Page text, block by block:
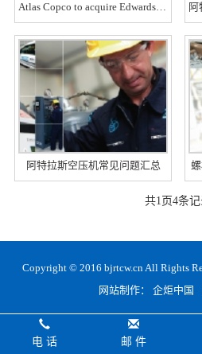
Atlas Copco to acquire Edwards, expanding into process vacuu
阿特拉斯空压机常见问题汇总
共1 页4条
Copyright © 2016 bjrtcw.cn All Rights
网站制作： 企炬中国
电 话 邮 件